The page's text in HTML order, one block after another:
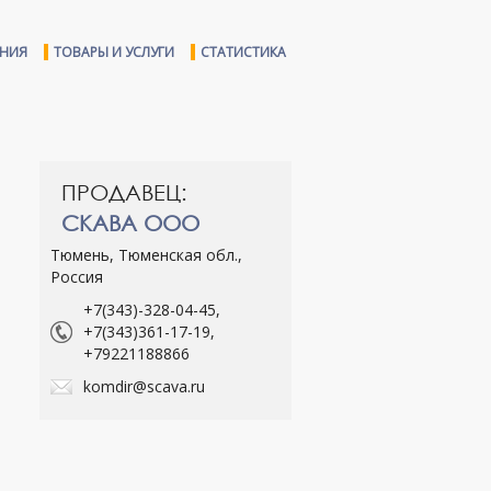
ТОВАРЫ И УСЛУГИ СТАТИСТИКА
ПРОДАВЕЦ:
СКАВА ООО
Тюмень, Тюменская обл.,
Россия
+7(343)-328-04-45,
+7(343)361-17-19,
+79221188866
komdir@scava.ru